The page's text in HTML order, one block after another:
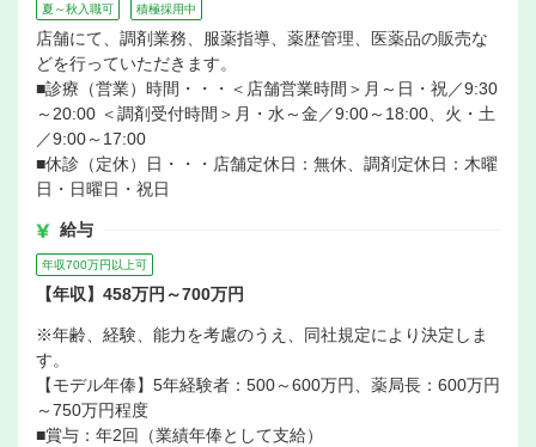
夏～秋入職可 積極採用中
店舗にて、調剤業務、服薬指導、薬歴管理、医薬品の販売な
どを行っていただきます。
■診療（営業）時間・・・＜店舗営業時間＞月～日・祝／9:30
～20:00 ＜調剤受付時間＞月・水～金／9:00～18:00、火・土
／9:00～17:00
■休診（定休）日・・・店舗定休日：無休、調剤定休日：木曜
日・日曜日・祝日
給与
年収700万円以上可
【年収】458万円～700万円
※年齢、経験、能力を考慮のうえ、同社規定により決定しま
す。
【モデル年俸】5年経験者：500～600万円、薬局長：600万円
～750万円程度
■賞与：年2回（業績年俸として支給）